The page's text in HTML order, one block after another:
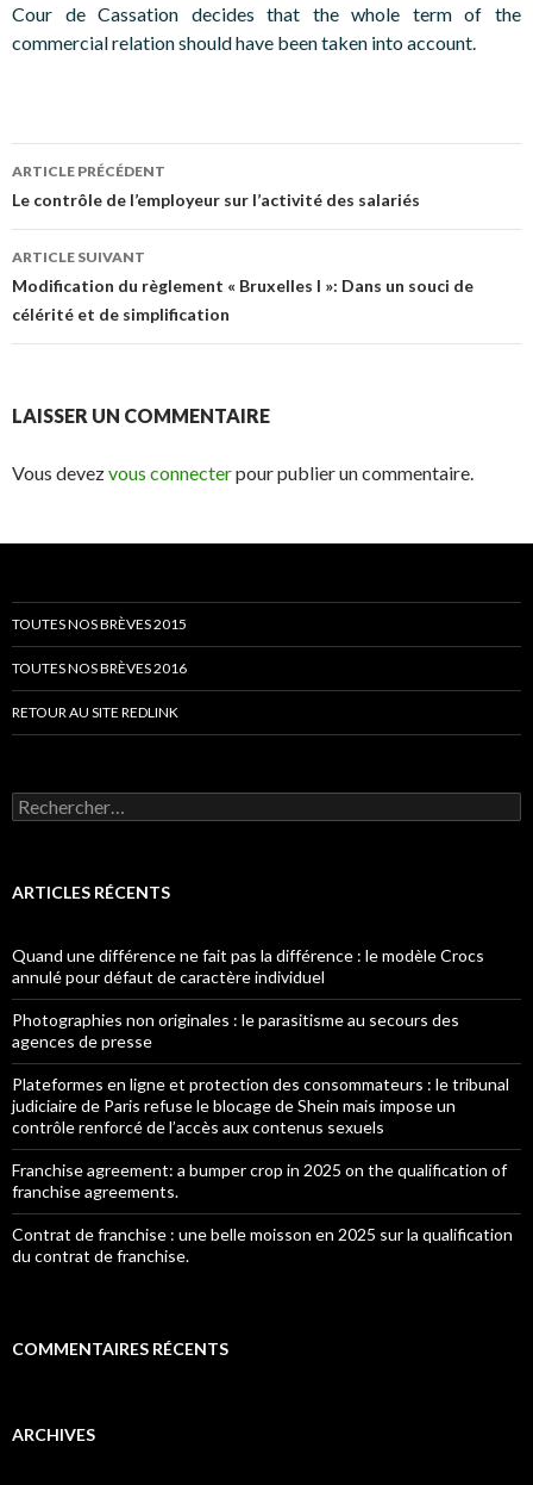
Cour de Cassation decides that the whole term of the
commercial relation should have been taken into account.
Navigation
des
articles
ARTICLE PRÉCÉDENT
Le contrôle de l’employeur sur l’activité des salariés
ARTICLE SUIVANT
Modification du règlement « Bruxelles I »: Dans un souci de
célérité et de simplification
LAISSER UN COMMENTAIRE
Vous devezvous connecterpour publier un commentaire.
TOUTES NOS BRÈVES 2015
TOUTES NOS BRÈVES 2016
RETOUR AU SITE REDLINK
Rechercher :
ARTICLES RÉCENTS
Quand une différence ne fait pas la différence : le modèle Crocs
annulé pour défaut de caractère individuel
Photographies non originales : le parasitisme au secours des
agences de presse
Plateformes en ligne et protection des consommateurs : le tribunal
judiciaire de Paris refuse le blocage de Shein mais impose un
contrôle renforcé de l’accès aux contenus sexuels
Franchise agreement: a bumper crop in 2025 on the qualification of
franchise agreements.
Contrat de franchise : une belle moisson en 2025 sur la qualification
du contrat de franchise.
COMMENTAIRES RÉCENTS
ARCHIVES